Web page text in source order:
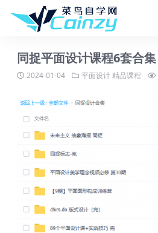
同捉平面设计课程6套合集
2024-01-04 平面设计精品课程